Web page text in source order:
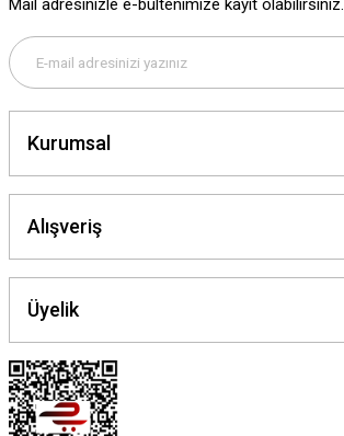
Mail adresinizle e-bültenimize kayıt olabilirsiniz.
Kurumsal
Alışveriş
Üyelik